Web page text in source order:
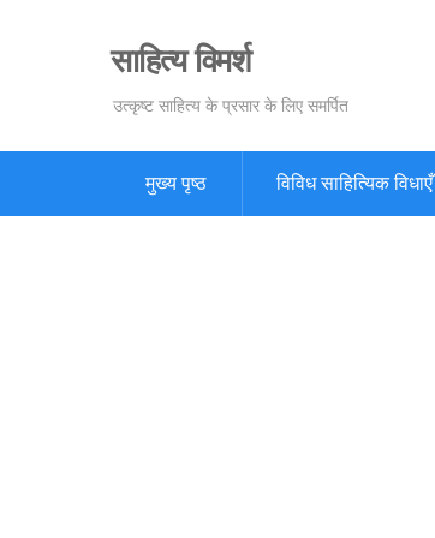
साहित्य विमर्श
उत्कृष्ट साहित्य के प्रसार के लिए समर्पित
मुख्य पृष्ठ विविध साहित्यिक विधाएँ